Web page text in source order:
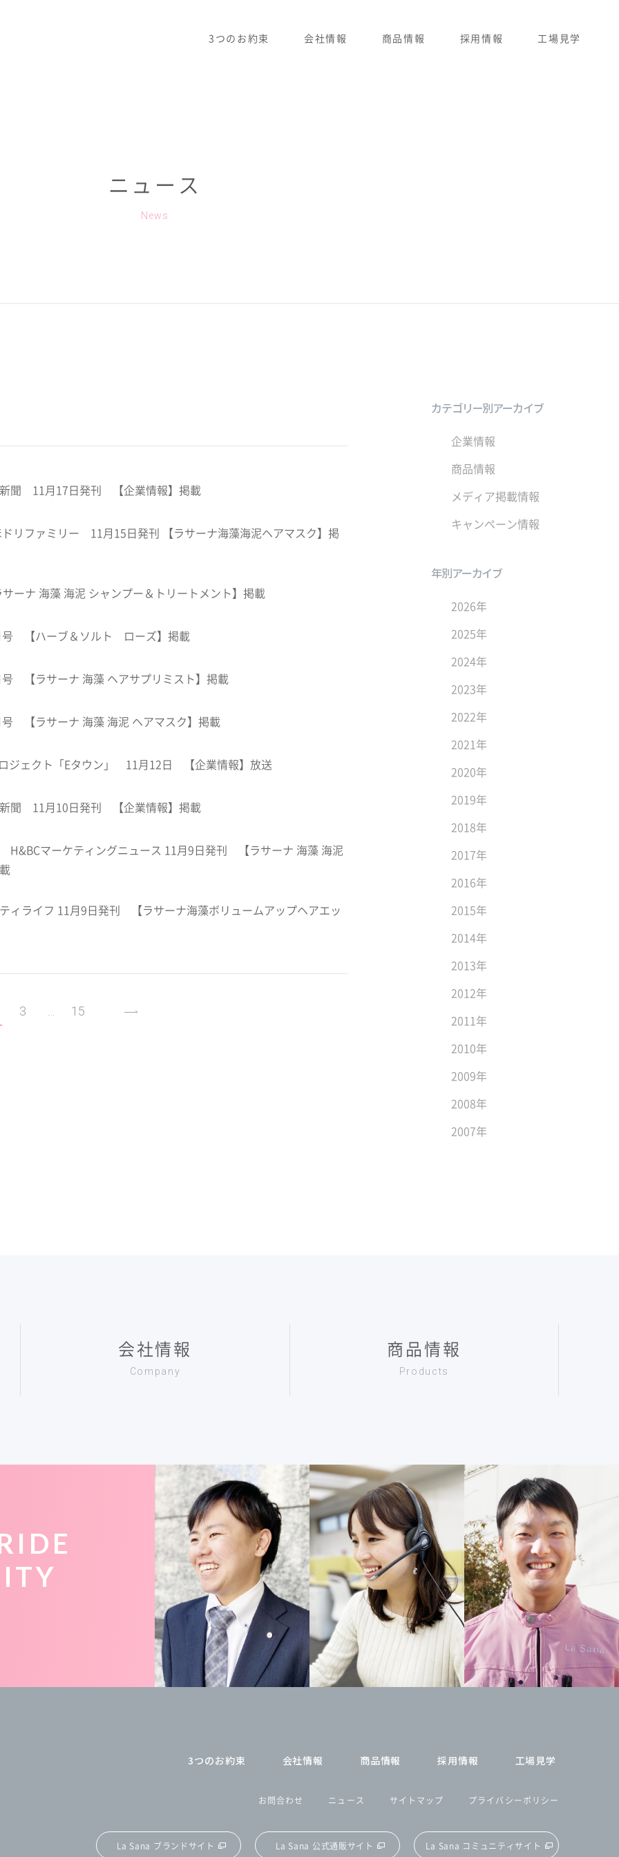
3つのお約束 会社情報 商品情報 採用情報 工場見学
ニュース
News
新聞 11月17日発刊 【企業情報】掲載
リファミリー 11月15日発刊 【ラサーナ海藻海泥ヘアマスク】掲
ーナ 海藻 海泥 シャンプー＆トリートメント】掲載
【ハーブ＆ソルト ローズ】掲載
【ラサーナ 海藻 ヘアサプリミスト】掲載
【ラサーナ 海藻 海泥 ヘアマスク】掲載
ジェクト「Eタウン」 11月12日 【企業情報】放送
新聞 11月10日発刊 【企業情報】掲載
H&BCマーケティングニュース 11月9日発刊 【ラサーナ 海藻 海泥
ィライフ 11月9日発刊 【ラサーナ海藻ボリュームアップヘアエッ
3 15
カテゴリー別アーカイブ
企業情報
商品情報
メディア掲載情報
キャンペーン情報
年別アーカイブ
2026年
2025年
2024年
2023年
2022年
2021年
2020年
2019年
2018年
2017年
2016年
2015年
2014年
2013年
2012年
2011年
2010年
2009年
2008年
2007年
会社情報
Company
商品情報
Products
3つのお約束 会社情報 商品情報 採用情報 工場見学
お問合わせ ニュース サイトマップ プライバシーポリシー
La Sana ブランドサイト La Sana 公式通販サイト La Sana コミュニティサイト